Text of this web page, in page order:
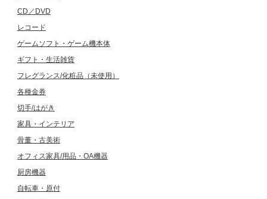
CD／DVD
レコード
ゲームソフト・ゲーム機本体
ギフト・生活雑貨
フレグランス/化粧品（未使用）
各種金券
切手/はがき
家具・インテリア
骨董・古美術
オフィス家具/用品・OA機器
厨房機器
自転車・原付